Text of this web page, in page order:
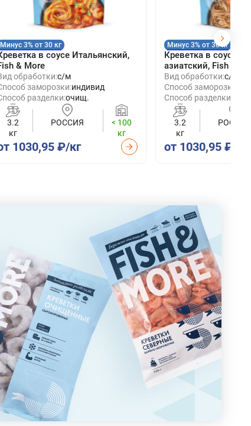
Минус 3% от 30 кг
в соусе Итальянский,
& More
обработки:с/м
заморозки:индивид
разделки:очищ.
3.2
кг
РОССИЯ
< 100
кг
1030,95 ₽/кг
Минус 3% от 30 кг
Креветка в соусе
азиатский, Fish &
Вид обработки:с/м
Способ заморозки:
Способ разделки:
3.2
кг
РОССИЯ
от 1030,95 ₽/кг